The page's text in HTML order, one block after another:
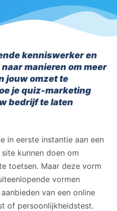
kenniswerker en
manieren om meer
jouw omzet te
je quiz-marketing
bedrijf te laten
in eerste instantie aan een
kunnen doen om
toetsen. Maar deze vorm
vormen
van een online
of persoonlijkheidstest.